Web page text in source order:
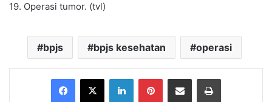
19. Operasi tumor. (tvl)
bpjs bpjs kesehatan operasi
Facebook
X LinkedInPinterestShare via Email Print